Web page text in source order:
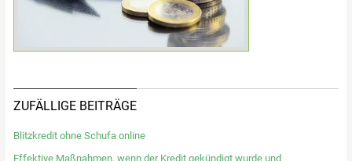
ZUFÄLLIGE BEITRÄGE
Blitzkredit ohne Schufa online
Effektive Maßnahmen, wenn der Kredit gekündigt wurde und